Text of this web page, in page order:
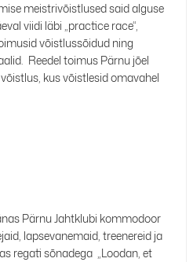
meistrivõistlused said alguse
viidi läbi „practice race“,
võistlussõidud ning
Reedel toimus Pärnu jõel
kus võistlesid omavahel
Pärnu Jahtklubi kommodoor
lapsevanemaid, treenereid ja
regati sõnadega „Loodan, et